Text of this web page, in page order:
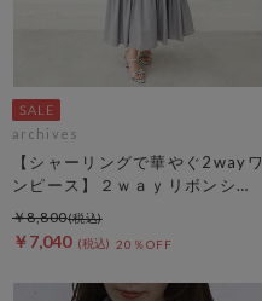
archives
【シャーリングで華やぐ2wayワ
ンピース】２ｗａｙリボンシャ
ーリングノースリワンピース
￥7,040 20％OFF
￥8,800